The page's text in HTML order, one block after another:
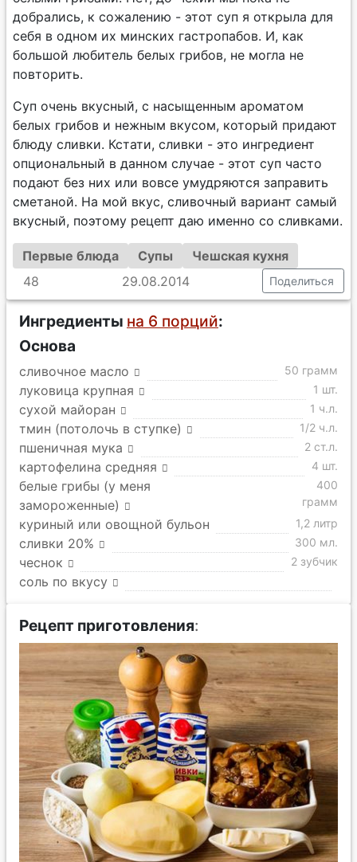
добрались, к сожалению - этот суп я открыла для
себя в одном их минских гастропабов. И, как
большой любитель белых грибов, не могла не
повторить.
Суп очень вкусный, с насыщенным ароматом
белых грибов и нежным вкусом, который придают
блюду сливки. Кстати, сливки - это ингредиент
опциональный в данном случае - этот суп часто
подают без них или вовсе умудряются заправить
сметаной. На мой вкус, сливочный вариант самый
вкусный, поэтому рецепт даю именно со сливками.
Первые блюда Супы
Чешская кухня
48
29.08.2014 Поделиться
Ингредиенты на 6 порций:
Основа
сливочное масло 50 грамм
луковица крупная 1 шт.
сухой майоран 1 ч.л.
тмин (потолочь в ступке) 1/2 ч.л.
пшеничная мука 2 ст.л.
картофелина средняя 4 шт.
белые грибы (у меня
замороженные)
400
грамм
куриный или овощной бульон 1,2 литр
сливки 20% 300 мл.
чеснок 2 зубчик
соль по вкусу
Рецепт приготовления: